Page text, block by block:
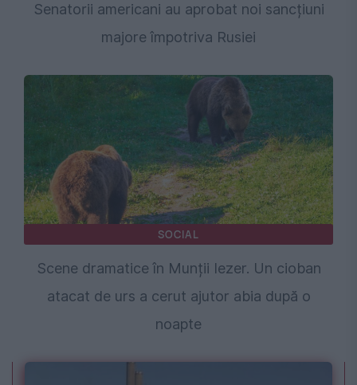
Senatorii americani au aprobat noi sancțiuni
majore împotriva Rusiei
SOCIAL
Scene dramatice în Munții Iezer. Un cioban
atacat de urs a cerut ajutor abia după o
noapte